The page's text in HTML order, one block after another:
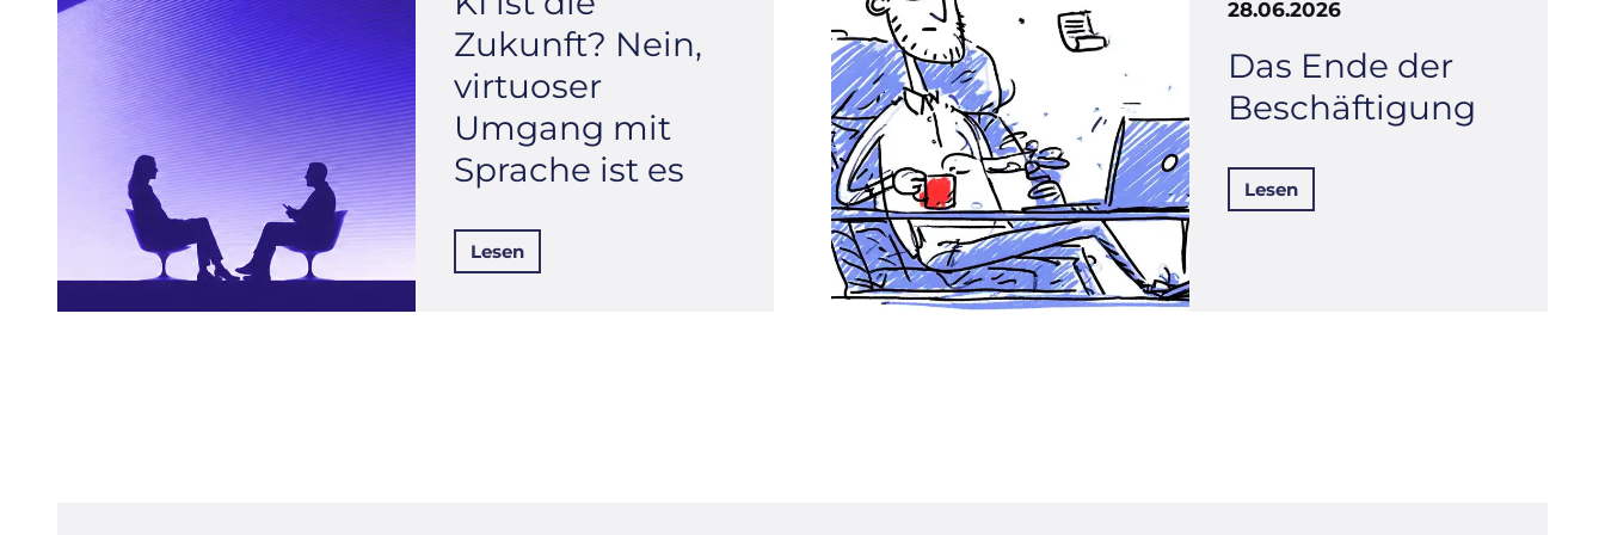
Zukunft? Nein,
virtuoser
Umgang mit
Sprache ist es
Lesen
28.06.2026
Das Ende der
Beschäftigung
Lesen